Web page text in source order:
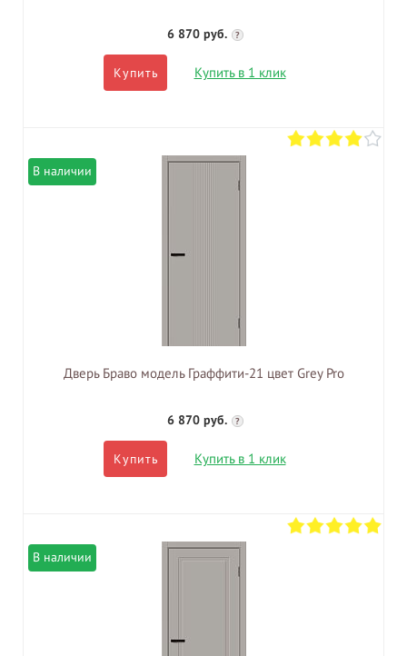
6 870 руб. ?
Купить Купить в 1 клик
В наличии
Дверь Браво модель Граффити-21 цвет Grey Pro
6 870 руб. ?
Купить Купить в 1 клик
В наличии